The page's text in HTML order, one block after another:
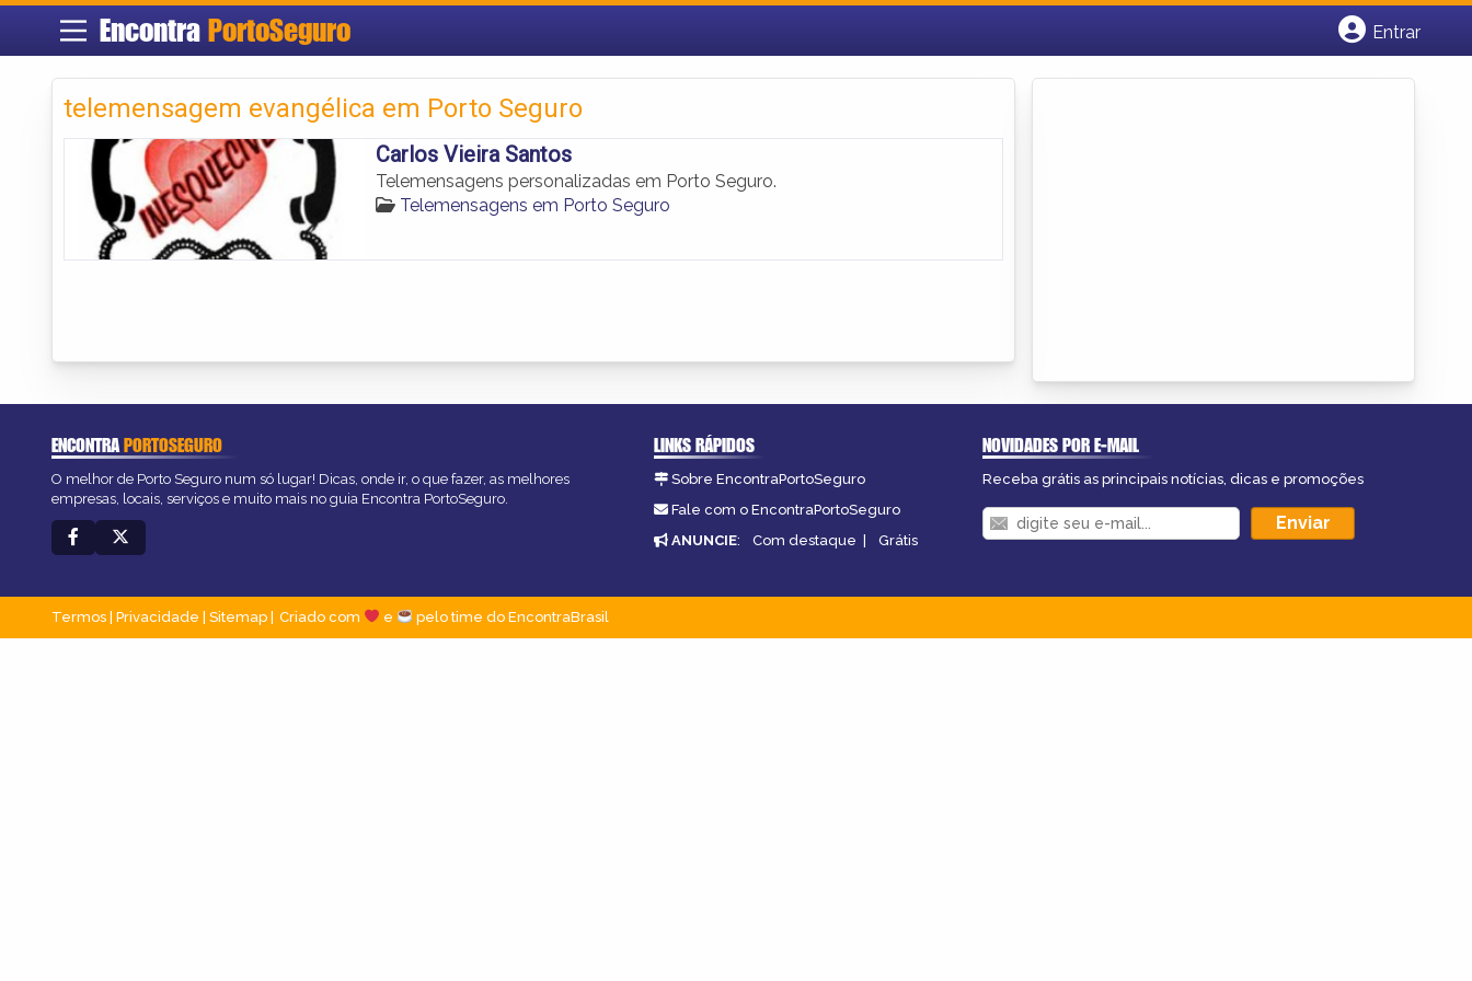
Encontra PortoSeguro
Entrar
telemensagem evangélica em Porto Seguro
Carlos Vieira Santos
Telemensagens personalizadas em Porto Seguro.
Telemensagens em Porto Seguro
ENCONTRAPORTOSEGURO
O melhor de Porto Seguro num só lugar! Dicas, onde ir, o que fazer, as melhores
empresas, locais, serviços e muito mais no guia Encontra PortoSeguro.
LINKS RÁPIDOS
Sobre EncontraPortoSeguro
Fale com o EncontraPortoSeguro
ANUNCIE: Com destaque | Grátis
NOVIDADES POR E-MAIL
Receba grátis as principais notícias, dicas e promoções
Termos Privacidade Sitemap Criado com e pelo time do EncontraBrasil